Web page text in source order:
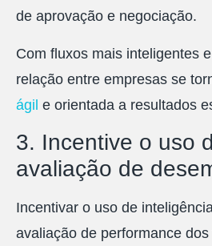
de aprovação e negociação.
Com fluxos mais inteligentes
relação entre empresas se
ágil e orientada a resultados
3. Incentive o uso
avaliação de
Incentivar o uso de
avaliação de performance